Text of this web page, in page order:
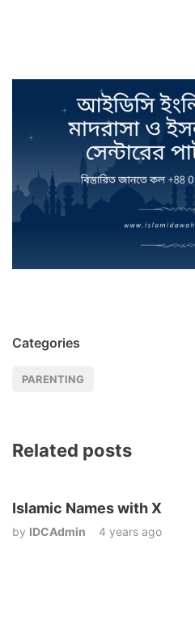
Categories
PARENTING
Related posts
Islamic Names with X
by IDCAdmin 4 years ago